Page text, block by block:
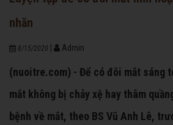
nhăn
8/15/2020 Admin
(nuoitre.com) - Để có đôi mắt sáng
mắt không bị chảy xệ hay thâm
bệnh về mắt, theo BS Vũ Anh Lê,